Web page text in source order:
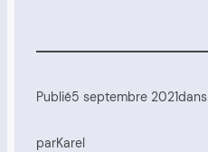
Publié5 septembre 2021dans
parKarel